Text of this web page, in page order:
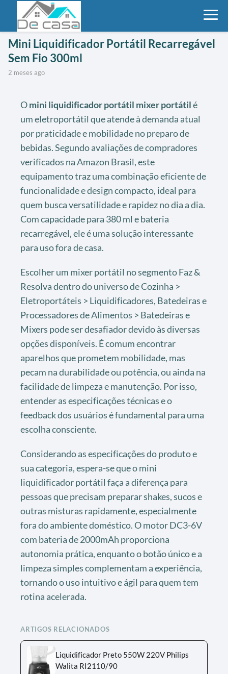
Mini Liquidificador Portátil Recarregável
Sem Fio 300ml
2 meses ago
Omini liquidificador portátil mixer portátilé
um eletroportátil que atende à demanda atual
por praticidade e mobilidade no preparo de
bebidas. Segundo avaliações de compradores
verificados na Amazon Brasil, este
equipamento traz uma combinação eficiente de
funcionalidade e design compacto, ideal para
quem busca versatilidade e rapidez no dia a dia.
Com capacidade para 380 ml e bateria
recarregável, ele é uma solução interessante
para uso fora de casa.
Escolher um mixer portátil no segmento Faz &
Resolva dentro do universo de Cozinha >
Eletroportáteis > Liquidificadores, Batedeiras e
Processadores de Alimentos > Batedeiras e
Mixers pode ser desafiador devido às diversas
opções disponíveis. É comum encontrar
aparelhos que prometem mobilidade, mas
pecam na durabilidade ou potência, ou ainda na
facilidade de limpeza e manutenção. Por isso,
entender as especificações técnicas e o
feedback dos usuários é fundamental para uma
escolha consciente.
Considerando as especificações do produto e
sua categoria, espera-se que o mini
liquidificador portátil faça a diferença para
pessoas que precisam preparar shakes, sucos e
outras misturas rapidamente, especialmente
fora do ambiente doméstico. O motor DC3-6V
com bateria de 2000mAh proporciona
autonomia prática, enquanto o botão único e a
limpeza simples complementam a experiência,
tornando o uso intuitivo e ágil para quem tem
rotina acelerada.
ARTIGOS RELACIONADOS
Liquidificador Preto 550W 220V Philips
Walita RI2110/90